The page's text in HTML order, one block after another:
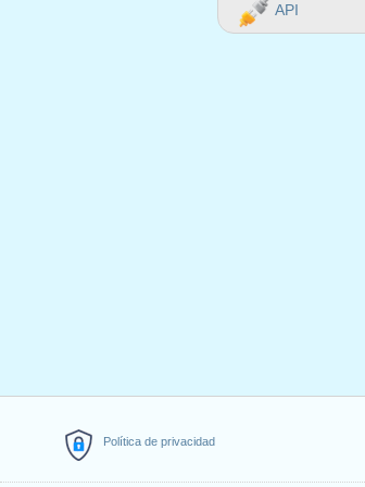
Política de privacidad
API